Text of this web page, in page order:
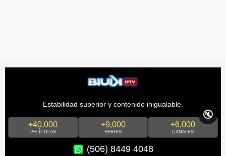
Estabilidad superior y contenido inigualable.
+40,000
PELÍCULAS
+9,000
SERIES
+6,000
CANALES
(506) 8449 4048
🔇